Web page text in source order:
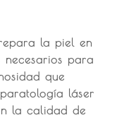
la piel en
para
que
láser
la calidad de